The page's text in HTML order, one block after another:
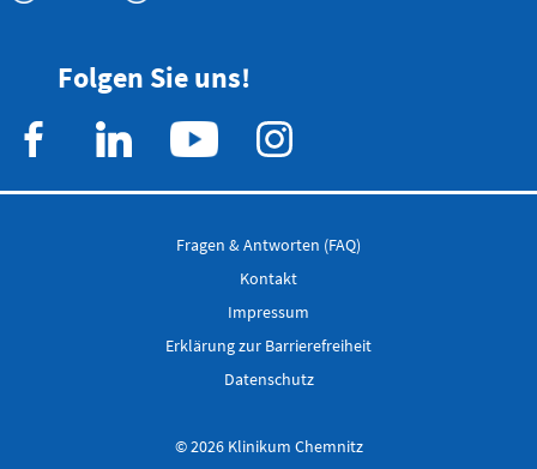
Folgen Sie uns!
Fragen & Antworten (FAQ)
Kontakt
Impressum
Erklärung zur Barrierefreiheit
Datenschutz
© 2026 Klinikum Chemnitz